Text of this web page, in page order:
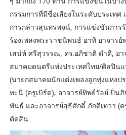
กรรมการที่มีชื่อเสียงในระดับประเท
การกล่าวสุนทรพจน์, การแข่งขันการ
ร้องเพลงพระราชนิพนธ์ อาทิ อาจาร
เสน่ห์ ศรีสุวรรณ, ดร.อภิชาติ ดำดี, อ
สมาคมดนตรีแห่งประเทศไทย/ศิลปิน
(นายกสมาคมนักแต่งเพลงลูกทุ่งแห่งป
ทะนี (ครูเบิร์ด), อาจารย์ทิพย์วัลย์ ปิ่น
พันธ์ และอาจารย์สุธีศักดิ์ ภักดีเทวา (
ตัดสิน